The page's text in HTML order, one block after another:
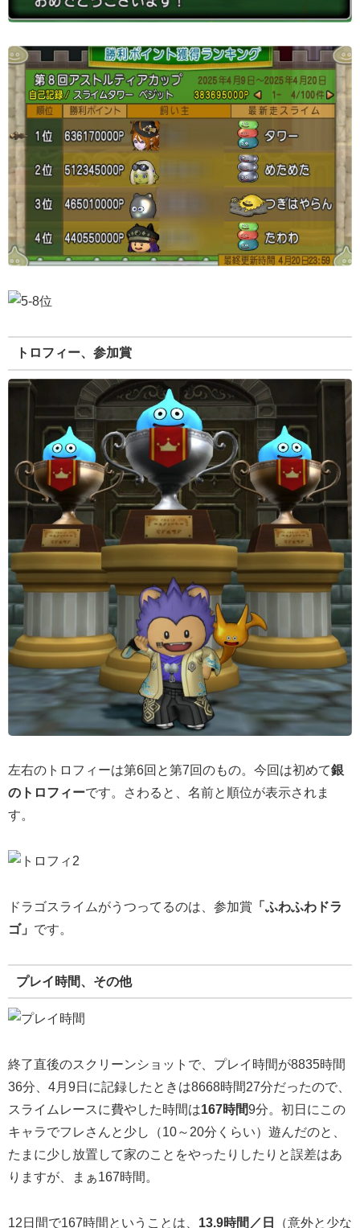
トロフィー、参加賞
左右のトロフィーは第6回と第7回のもの。今回は初めて銀
のトロフィーです。さわると、名前と順位が表示されま
す。
ドラゴスライムがうつってるのは、参加賞 「ふわふわドラ
ゴ」 です。
プレイ時間、その他
終了直後のスクリーンショットで、プレイ時間が8835時間
36分、4月9日に記録したときは8668時間27分だったので、
スライムレースに費やした時間は167時間9分。初日にこの
キャラでフレさんと少し（10～20分くらい）遊んだのと、
たまに少し放置して家のことをやったりしたりと誤差はあ
りますが、まぁ167時間。
12日間で167時間ということは、 13.9時間／日 （意外と少な